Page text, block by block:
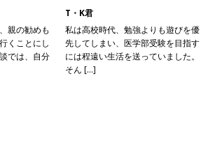
親の勧めも
くことにし
では、自分
T・K君
私は高校時代、勉強よりも遊びを優
先してしまい、医学部受験を目指す
には程遠い生活を送っていました。
そん […]